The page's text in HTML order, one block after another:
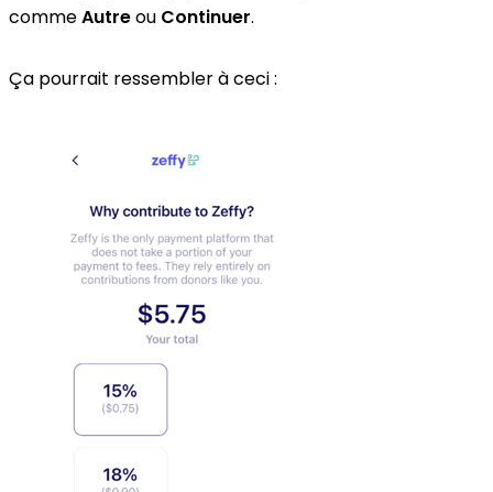
commeAutreou Continuer.
Ça pourrait ressembler à ceci :